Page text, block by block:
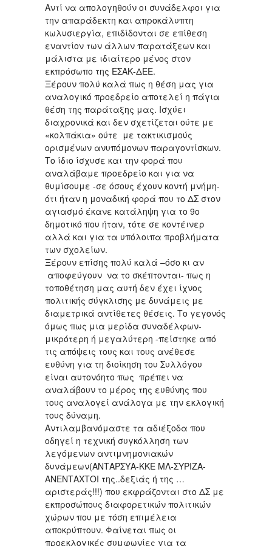
Αντί να απολογηθούν οι συνάδελφοι για
την απαράδεκτη και απροκάλυπτη
κωλυσιεργία, επιδίδονται σε επίθεση
εναντίον των άλλων παρατάξεων και
μάλιστα με ιδιαίτερο μένος στον
εκπρόσωπο της ΕΣΑΚ-ΔΕΕ.
Ξέρουν πολύ καλά πως η θέση μας για
αναλογικό προεδρείο αποτελεί η πάγια
θέση της παράταξης μας. Ισχύει
διαχρονικά και δεν σχετίζεται ούτε με
«κολπάκια» ούτε με τακτικισμούς
ορισμένων ανυπόμονων παραγοντίσκων.
Το ίδιο ίσχυσε και την φορά που
αναλάβαμε προεδρείο και για να
θυμίσουμε -σε όσους έχουν κοντή μνήμη-
ότι ήταν η μοναδική φορά που το ΔΣ στον
αγιασμό έκανε κατάληψη για το 9ο
δημοτικό που ήταν, τότε σε κοντέινερ
αλλά και για τα υπόλοιπα προβλήματα
των σχολείων.
Ξέρουν επίσης πολύ καλά –όσο κι αν
αποφεύγουν να το σκέπτονται- πως η
τοποθέτηση μας αυτή δεν έχει ίχνος
πολιτικής σύγκλισης με δυνάμεις με
διαμετρικά αντίθετες θέσεις. Το γεγονός
όμως πως μια μερίδα συναδέλφων-
μικρότερη ή μεγαλύτερη -πείστηκε από
τις απόψεις τους και τους ανέθεσε
ευθύνη για τη διοίκηση του Συλλόγου
είναι αυτονόητο πως πρέπει να
αναλάβουν το μέρος της ευθύνης που
τους αναλογεί ανάλογα με την εκλογική
τους δύναμη.
Αντιλαμβανόμαστε τα αδιέξοδα που
οδηγεί η τεχνική συγκόλληση των
λεγόμενων αντιμνημονιακών
δυνάμεων(ΑΝΤΑΡΣΥΑ-ΚΚΕ ΜΛ-ΣΥΡΙΖΑ-
ΑΝΕΝΤΑΧΤΟΙ της..δεξιάς ή της …
αριστεράς!!!) που εκφράζονται στο ΔΣ με
εκπροσώπους διαφορετικών πολιτικών
χώρων που με τόση επιμέλεια
αποκρύπτουν. Φαίνεται πως οι
προεκλογικές συμφωνίες για τα